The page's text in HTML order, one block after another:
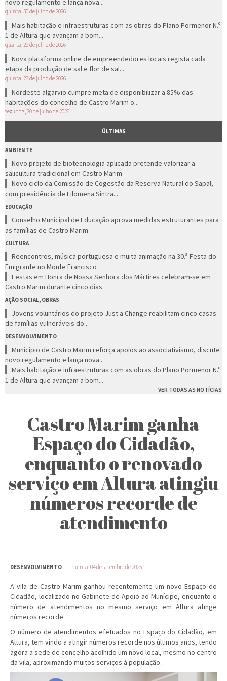
novo regulamento e lança nova...
quinta, 30 de julho de 2026
Mais habitação e infraestruturas com as obras do Plano Pormenor N.º
1 de Altura que avançam a bom...
quarta, 29 de julho de 2026
Nova plataforma online de empreendedores locais regista cada
etapa da produção de sal e flor de sal...
quinta, 23 de julho de 2026
Nordeste algarvio cumpre meta de disponibilizar a 85% das
habitações do concelho de Castro Marim o...
segunda, 20 de julho de 2026
ÚLTIMAS
AMBIENTE
Novo projeto de biotecnologia aplicada pretende valorizar a
salicultura tradicional em Castro Marim
Novo ciclo da Comissão de Cogestão da Reserva Natural do Sapal,
com presidência de Filomena Sintra...
EDUCAÇÃO
Conselho Municipal de Educação aprova medidas estruturantes para
as famílias de Castro Marim
CULTURA
Reencontros, música portuguesa e muita animação na 30.ª Festa do
Emigrante no Monte Francisco
Festas em Honra de Nossa Senhora dos Mártires celebram-se em
Castro Marim durante cinco dias
AÇÃO SOCIAL, OBRAS
Jovens voluntários do projeto Just a Change reabilitam cinco casas
de famílias vulneráveis do...
DESENVOLVIMENTO
Município de Castro Marim reforça apoios ao associativismo, discute
novo regulamento e lança nova...
Mais habitação e infraestruturas com as obras do Plano Pormenor N.º
1 de Altura que avançam a bom...
VER TODAS AS NOTÍCIAS
Castro Marim ganha
Espaço do Cidadão,
enquanto o renovado
serviço em Altura atingiu
números recorde de
atendimento
DESENVOLVIMENTO quinta, 04 de setembro de 2025
A vila de Castro Marim ganhou recentemente um novo Espaço do
Cidadão, localizado no Gabinete de Apoio ao Munícipe, enquanto o
número de atendimentos no mesmo serviço em Altura atinge
números recorde.
O número de atendimentos efetuados no Espaço do Cidadão, em
Altura, tem vindo a atingir números recorde nos últimos anos, tendo
agora a sede de concelho acolhido um novo local, mesmo no centro
da vila, aproximando muitos serviços à população.